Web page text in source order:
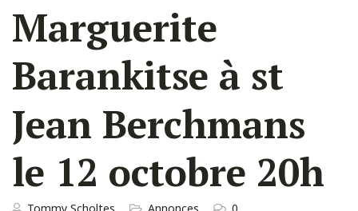
Marguerite
Barankitse à st
Jean Berchmans
le 12 octobre 20h